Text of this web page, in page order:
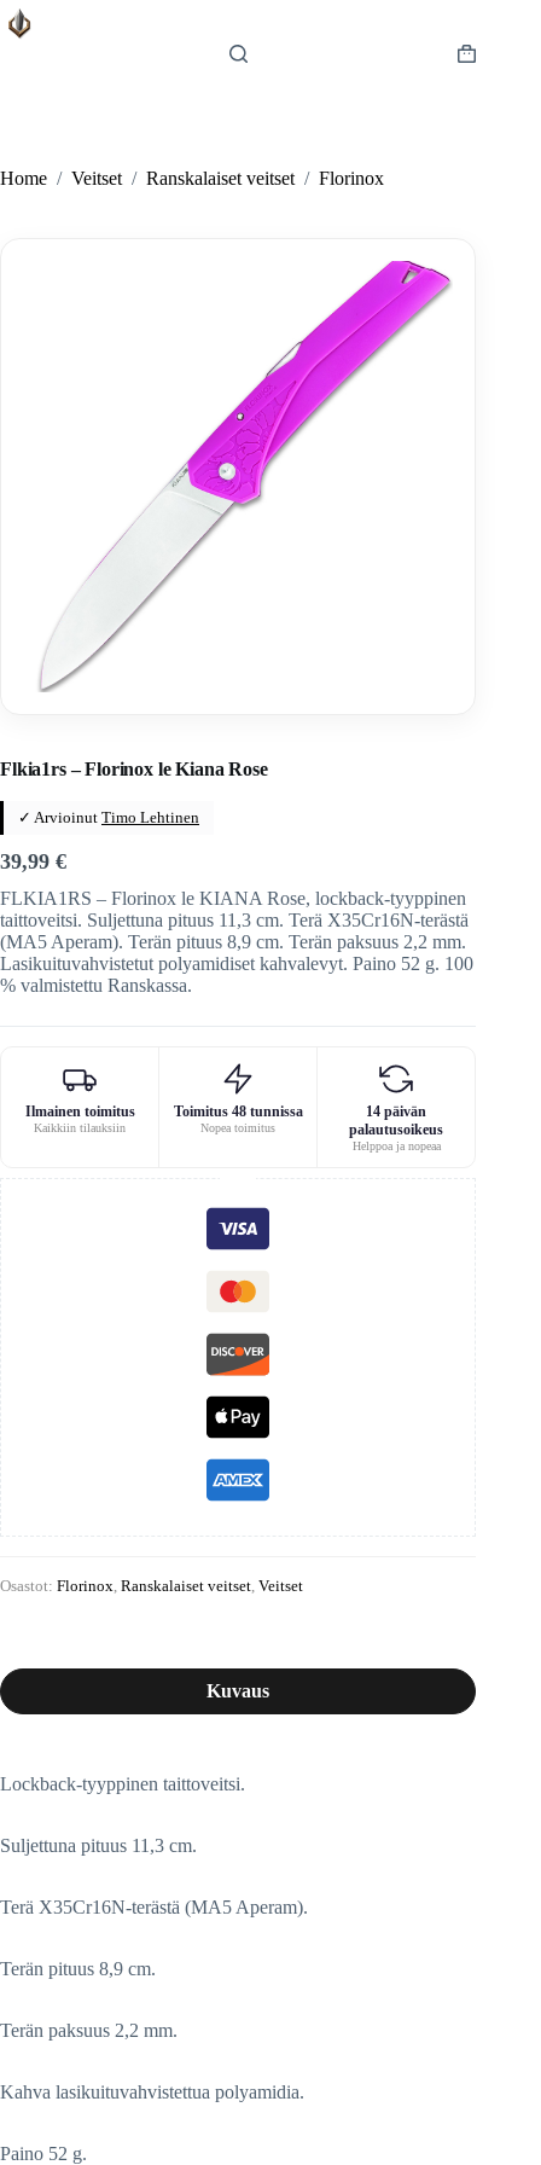
Skip
to
Shopping
Home / Veitset / Ranskalaiset veitset / Florinox
Flkia1rs – Florinox le Kiana Rose
✓ Arvioinut Timo Lehtinen
39,99 €
FLKIA1RS – Florinox le KIANA Rose, lockback-tyyppinen
taittoveitsi. Suljettuna pituus 11,3 cm. Terä X35Cr16N-terästä
(MA5 Aperam). Terän pituus 8,9 cm. Terän paksuus 2,2 mm.
Lasikuituvahvistetut polyamidiset kahvalevyt. Paino 52 g. 100
% valmistettu Ranskassa.
Ilmainen toimitus
Kaikkiin tilauksiin
Toimitus 48 tunnissa
Nopea toimitus
14 päivän
palautusoikeus
Helppoa ja nopeaa
Osastot: Florinox Ranskalaiset veitset Veitset
Kuvaus
Lockback-tyyppinen taittoveitsi.
Suljettuna pituus 11,3 cm.
Terä X35Cr16N-terästä (MA5 Aperam).
Terän pituus 8,9 cm.
Terän paksuus 2,2 mm.
Kahva lasikuituvahvistettua polyamidia.
Paino 52 g.